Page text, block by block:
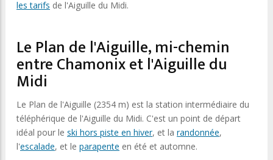
les tarifs de l'Aiguille du Midi.
Le Plan de l'Aiguille, mi-chemin
entre Chamonix et l'Aiguille du
Midi
Le Plan de l'Aiguille (2354 m) est la station intermédiaire du
téléphérique de l'Aiguille du Midi. C'est un point de départ
idéal pour le ski hors piste en hiver, et la randonnée,
l'escalade, et le parapente en été et automne.